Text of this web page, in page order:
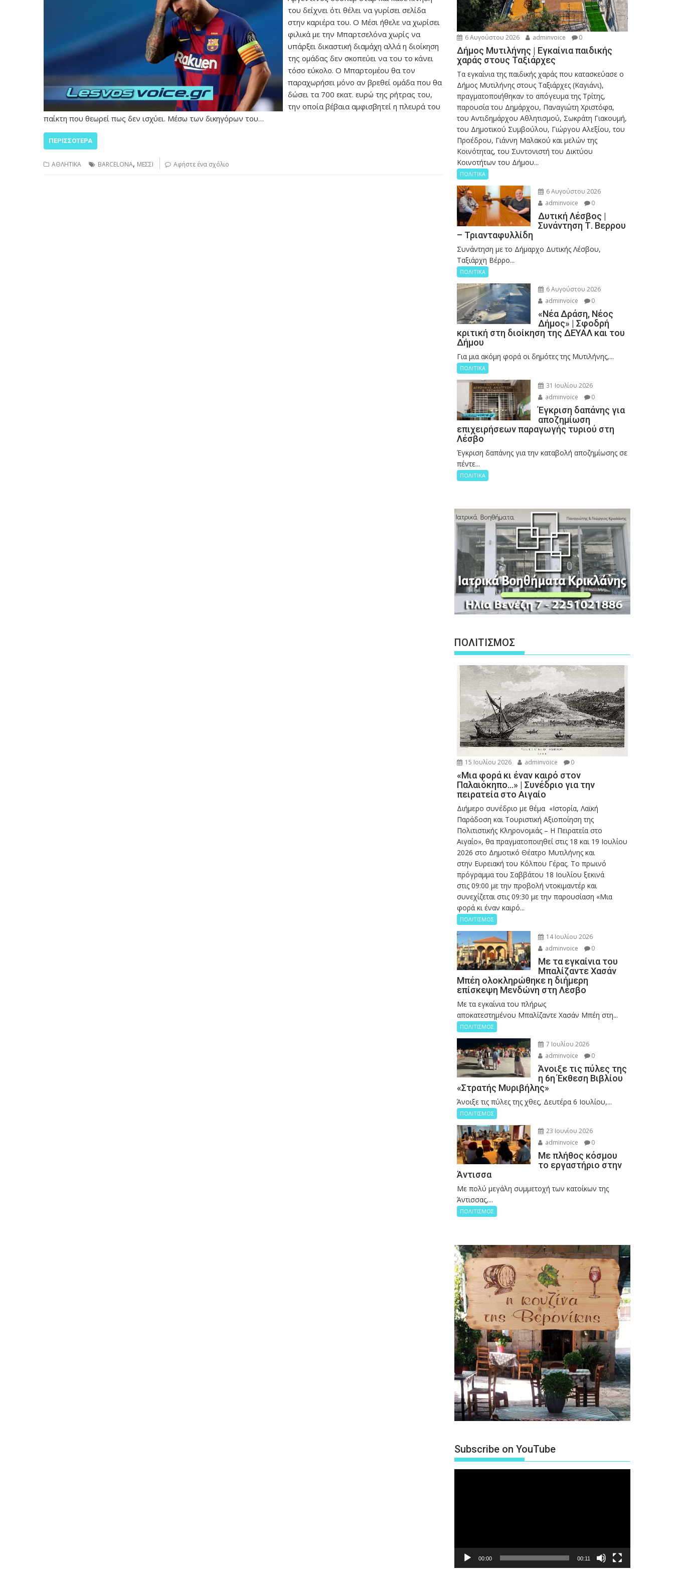
του δείχνει ότι θέλει να γυρίσει σελίδα
στην καριέρα του. Ο Μέσι ήθελε να χωρίσει
φιλικά με την Μπαρτσελόνα χωρίς να
υπάρξει δικαστική διαμάχη αλλά η διοίκηση
της ομάδας δεν σκοπεύει να του το κάνει
τόσο εύκολο. Ο Μπαρτομέου θα τον
παραχωρήσει μόνο αν βρεθεί ομάδα που θα
δώσει τα 700 εκατ. ευρώ της ρήτρας του,
την οποία βέβαια αμφισβητεί η πλευρά του
παίκτη που θεωρεί πως δεν ισχύει. Μέσω των δικηγόρων του…
ΠΕΡΙΣΣΌΤΕΡΑ
ΑΘΛΗΤΙΚΑ BARCELONA, ΜΕΣΣΙ Αφήστε ένα σχόλιο
6 Αυγούστου 2026 adminvoice 0
Δήμος Μυτιλήνης | Εγκαίνια παιδικής
χαράς στους Ταξιάρχες
Tα εγκαίνια της παιδικής χαράς που κατασκεύασε ο
Δήμος Μυτιλήνης στους Ταξιάρχες (Καγιάνι),
πραγματοποιήθηκαν το απόγευμα της Τρίτης,
παρουσία του Δημάρχου, Παναγιώτη Χριστόφα,
του Αντιδημάρχου Αθλητισμού, Σωκράτη Γιακουμή,
του Δημοτικού Συμβούλου, Γιώργου Αλεξίου, του
Προέδρου, Γιάννη Μαλακού και μελών της
Κοινότητας, του Συντονιστή του Δικτύου
Κοινοτήτων του Δήμου...
ΠΟΛΙΤΙΚΑ
6 Αυγούστου 2026
adminvoice
0
Δυτική Λέσβος |
Συνάντηση Τ. Βερρου
– Τριανταφυλλίδη
Συνάντηση με το Δήμαρχο Δυτικής Λέσβου,
Ταξιάρχη Βέρρο...
ΠΟΛΙΤΙΚΑ
6 Αυγούστου 2026
adminvoice
0
«Νέα Δράση, Νέος
Δήμος» | Σφοδρή
κριτική στη διοίκηση της ΔΕΥΑΛ και του
Δήμου
Για μια ακόμη φορά οι δημότες της Μυτιλήνης,...
ΠΟΛΙΤΙΚΑ
31 Ιουλίου 2026
adminvoice
0
Έγκριση δαπάνης για
αποζημίωση
επιχειρήσεων παραγωγής τυριού στη
Λέσβο
Έγκριση δαπάνης για την καταβολή αποζημίωσης σε
πέντε...
ΠΟΛΙΤΙΚΑ
ΠΟΛΙΤΙΣΜΟΣ
15 Ιουλίου 2026 adminvoice 0
«Μια φορά κι έναν καιρό στον
Παλαιόκηπο…» | Συνέδριο για την
πειρατεία στο Αιγαίο
Διήμερο συνέδριο με θέμα «Ιστορία, Λαϊκή
Παράδοση και Τουριστική Αξιοποίηση της
Πολιτιστικής Κληρονομιάς – Η Πειρατεία στο
Αιγαίο», θα πραγματοποιηθεί στις 18 και 19 Ιουλίου
2026 στο Δημοτικό Θέατρο Μυτιλήνης και
στην Ευρειακή του Κόλπου Γέρας. Το πρωινό
πρόγραμμα του Σαββάτου 18 Ιουλίου ξεκινά
στις 09:00 με την προβολή ντοκιμαντέρ και
συνεχίζεται στις 09:30 με την παρουσίαση «Μια
φορά κι έναν καιρό...
ΠΟΛΙΤΙΣΜΟΣ
14 Ιουλίου 2026
adminvoice
0
Με τα εγκαίνια του
Μπαλίζαντε Χασάν
Μπέη ολοκληρώθηκε η διήμερη
επίσκεψη Μενδώνη στη Λέσβο
Με τα εγκαίνια του πλήρως
αποκατεστημένου Μπαλίζαντε Χασάν Μπέη στη...
ΠΟΛΙΤΙΣΜΟΣ
7 Ιουλίου 2026
adminvoice
0
Άνοιξε τις πύλες της
η 6η Έκθεση Βιβλίου
«Στρατής Μυριβήλης»
Άνοιξε τις πύλες της χθες, Δευτέρα 6 Ιουλίου,...
ΠΟΛΙΤΙΣΜΟΣ
23 Ιουνίου 2026
adminvoice
0
Με πλήθος κόσμου
το εργαστήριο στην
Άντισσα
Με πολύ μεγάλη συμμετοχή των κατοίκων της
Άντισσας,...
ΠΟΛΙΤΙΣΜΟΣ
Subscribe on YouTube
00:00 00:11